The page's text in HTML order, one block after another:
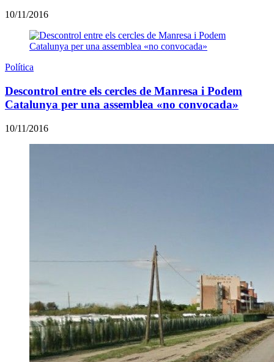
10/11/2016
Política
Descontrol entre els cercles de Manresa i Podem
Catalunya per una assemblea «no convocada»
10/11/2016